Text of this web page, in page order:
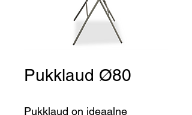
Pukklaud Ø80
Pukklaud on ideaalne